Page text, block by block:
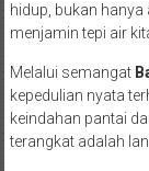
hidup, bukan
menjamin tepi air
Melalui semangat
kepedulian nyata
keindahan pantai
terangkat adalah